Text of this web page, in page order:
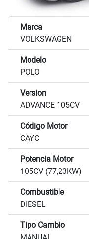
Marca
VOLKSWAGEN
Modelo
POLO
Version
ADVANCE 105CV
Código Motor
CAYC
Potencia Motor
105CV (77,23KW)
Combustible
DIESEL
Tipo Cambio